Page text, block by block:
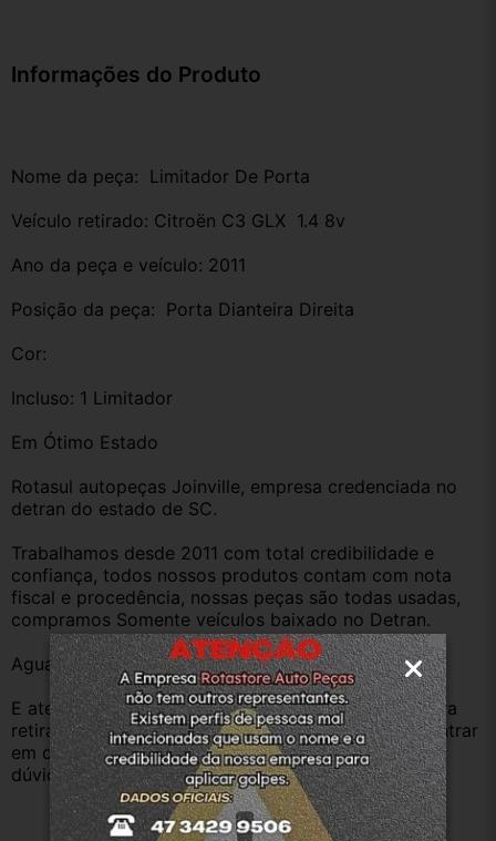
Informações do Produto
Nome da peça:  Limitador De Porta
Veículo retirado: Citroën C3 GLX  1.4 8v
Ano da peça e veículo: 2011
Posição da peça:  Porta Dianteira Direita
Cor:
Incluso: 1 Limitador
Em Ótimo Estado
Rotasul autopeças Joinville, empresa credenciada no
detran do estado de SC.
Trabalhamos desde 2011 com total credibilidade e
confiança, todos nossos produtos contam com nota
fiscal e procedência, nossas peças são todas usadas,
compramos Somente veículos baixado no Detran.
Aguardamos sua pergunta ou compra.
E atenderemos o quanto antes, caso o cliente prefira
retirar na nossa loja física também aceitamos, só entrar
em contato com a equipe Rotasul e tiramos suas
dúvidas.